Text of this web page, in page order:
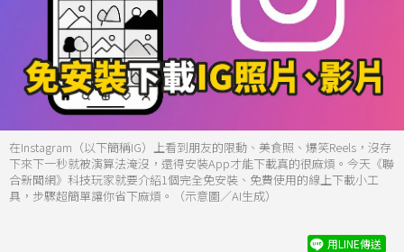
在Instagram（以下簡稱IG）上看到朋友的限動、美食照、爆笑Reels，沒存
下來下一秒就被演算法淹沒，還得安裝App才能下載真的很麻煩。今天《聯
合新聞網》科技玩家就要介紹1個完全免安裝、免費使用的線上下載小工
具，步驟超簡單讓你省下麻煩。（示意圖／AI生成）
用LINE傳送